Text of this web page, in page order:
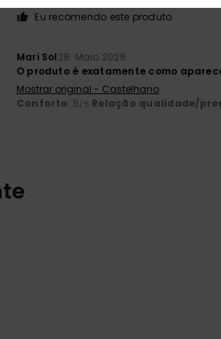
Eu recomendo este produto
Mari Sol28. Maio 2026
O produto é exatamente como
Mostrar original - Castelhano
Conforto: 5/5 Relação qualidade/